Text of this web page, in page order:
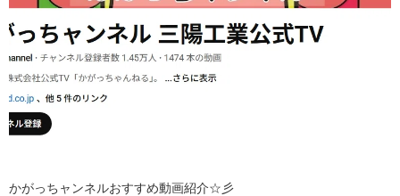
かがっちャンネルおすすめ動画紹介☆彡